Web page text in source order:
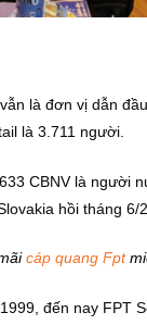
là đơn vị dẫn
là 3.711 người.
CBNV là người
hồi tháng 6/
cáp quang Fpt
đến nay FPT